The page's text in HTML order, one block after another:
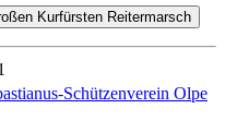
Kurfürsten Reitermarsch
Schützenverein Olpe